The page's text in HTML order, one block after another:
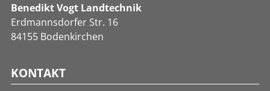
Benedikt Vogt Landtechnik
Erdmannsdorfer Str. 16
84155 Bodenkirchen
KONTAKT